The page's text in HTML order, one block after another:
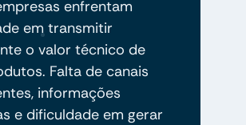
enfrentam
em transmitir
o valor técnico de
Falta de canais
informações
e dificuldade em gerar